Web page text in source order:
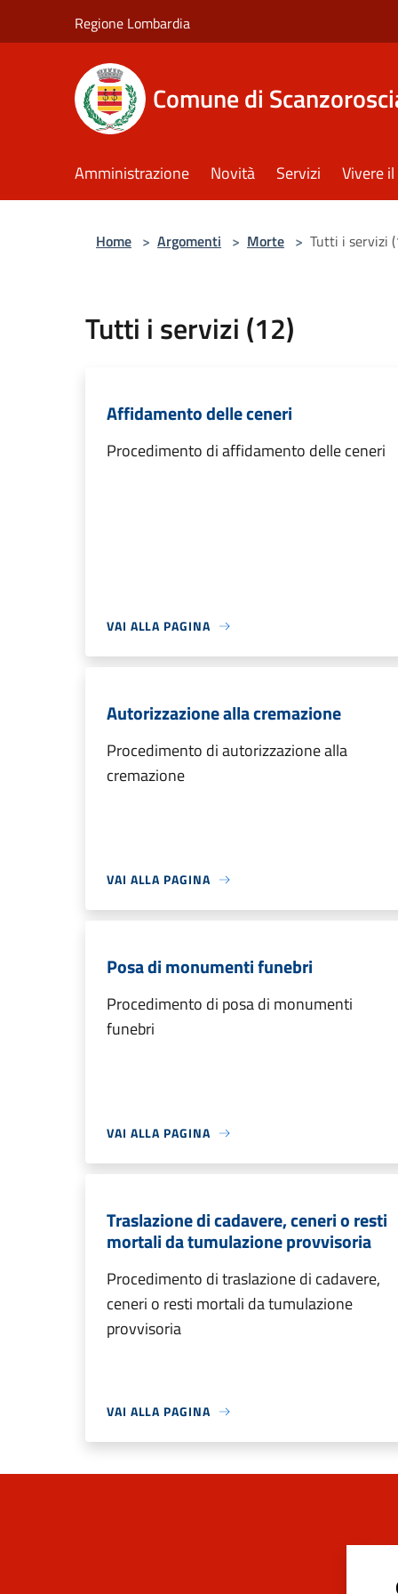
Regione Lombardia
Comune di
Amministrazione Novità Servizi Vivere
Home > Argomenti > Morte > Tutti i servizi
Tutti i servizi (12)
Affidamento delle ceneri
Procedimento di affidamento delle ceneri
VAI ALLA PAGINA
Autorizzazione alla cremazione
Procedimento di autorizzazione alla
cremazione
VAI ALLA PAGINA
Posa di monumenti funebri
Procedimento di posa di monumenti
funebri
VAI ALLA PAGINA
Traslazione di cadavere, ceneri o resti
mortali da tumulazione provvisoria
Procedimento di traslazione di cadavere,
ceneri o resti mortali da tumulazione
provvisoria
VAI ALLA PAGINA